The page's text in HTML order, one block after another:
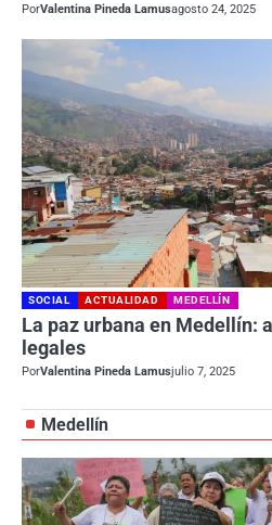
PorValentina Pineda Lamusagosto 24, 2025
SOCIAL ACTUALIDAD MEDELLÍN
La paz urbana en Medellín:
legales
PorValentina Pineda Lamusjulio 7, 2025
Medellín